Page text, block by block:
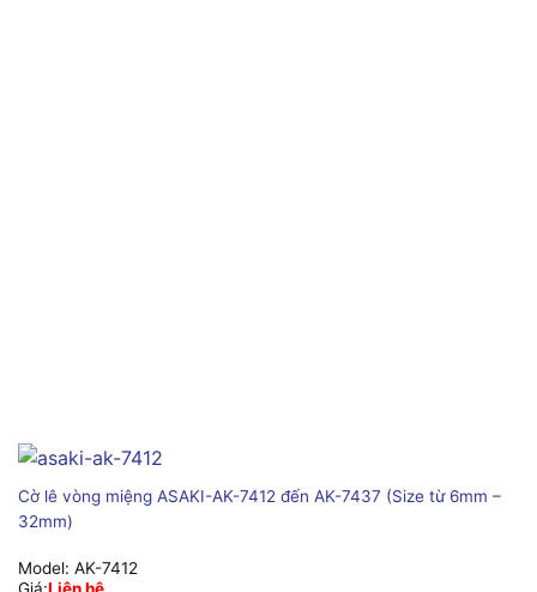
Cờ lê vòng miệng ASAKI-AK-7412 đến AK-7437 (Size từ 6mm –
32mm)
Model: AK-7412